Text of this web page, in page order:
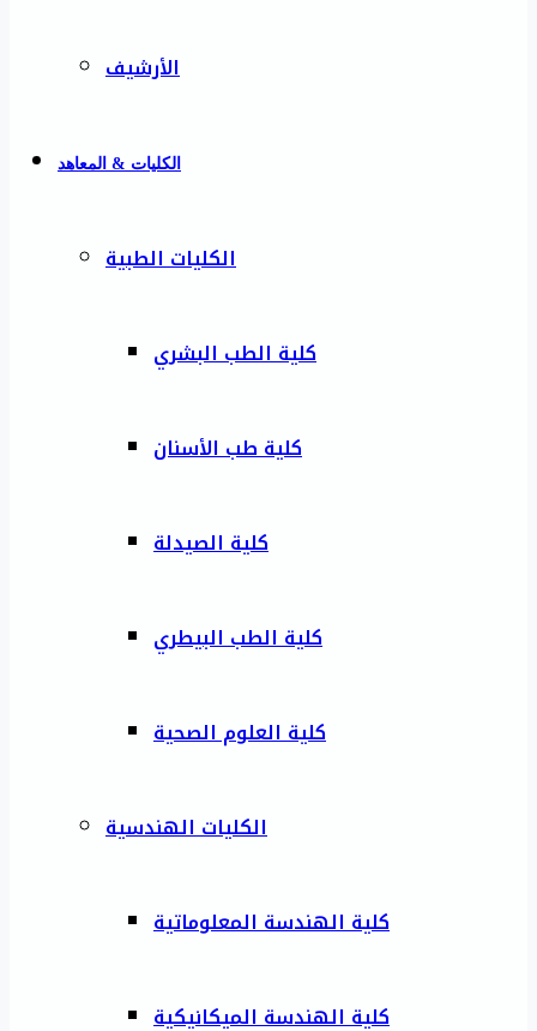
الأرشيف
الكليات & المعاهد
الكليات الطبية
كلية الطب البشري
كلية طب الأسنان
كلية الصيدلة
كلية الطب البيطري
كلية العلوم الصحية
الكليات الهندسية
كلية الهندسة المعلوماتية
كلية الهندسة الميكانيكية